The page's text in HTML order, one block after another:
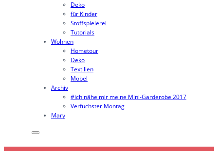
Deko
für Kinder
Stoffspielerei
Tutorials
Wohnen
Hometour
Deko
Textilien
Möbel
Archiv
#ich nähe mir meine Mini-Garderobe 2017
Verfuchster Montag
Mary